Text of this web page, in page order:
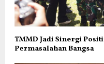
TMMD Jadi Sinergi
Permasalahan Bangsa